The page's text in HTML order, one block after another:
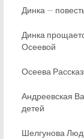
Динка —
Динка
Осеевой
Осеева
Андреевская
детей
Шелгунова